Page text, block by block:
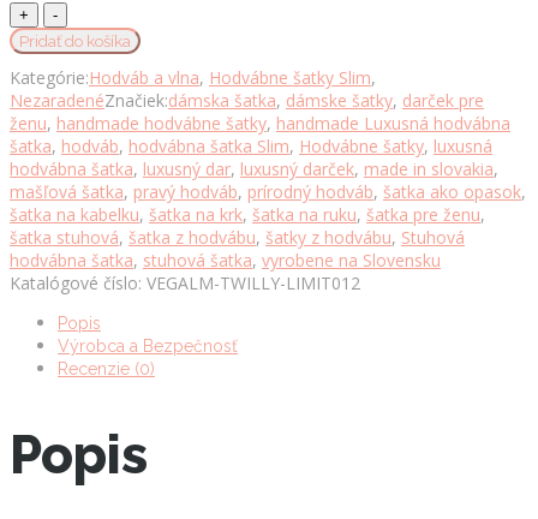
Stuhová
hodvábna
šatka,
LIMITED_012,
Ručná
výroba
na
Slovensku
množstvo
Pridať do košíka
Kategórie:Hodváb a vlna, Hodvábne šatky Slim,
NezaradenéZnačiek:dámska šatka, dámske šatky, darček pre
ženu, handmade hodvábne šatky, handmade Luxusná hodvábna
šatka, hodváb, hodvábna šatka Slim, Hodvábne šatky, luxusná
hodvábna šatka, luxusný dar, luxusný darček, made in slovakia,
mašľová šatka, pravý hodváb, prírodný hodváb, šatka ako opasok,
šatka na kabelku, šatka na krk, šatka na ruku, šatka pre ženu,
šatka stuhová, šatka z hodvábu, šatky z hodvábu, Stuhová
hodvábna šatka, stuhová šatka, vyrobene na Slovensku
Katalógové číslo: VEGALM-TWILLY-LIMIT012
Popis
Výrobca a Bezpečnosť
Recenzie (0)
Popis